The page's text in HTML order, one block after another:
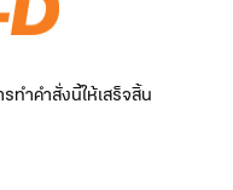
ำคำสั่งนี้ให้เสร็จสิ้น